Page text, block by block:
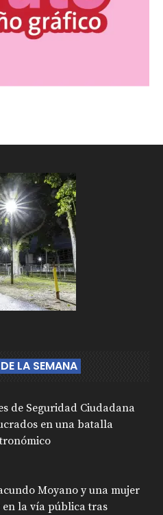
LA SEMANA
de Seguridad Ciudadana
en una batalla
Moyano y una mujer
la vía pública tras